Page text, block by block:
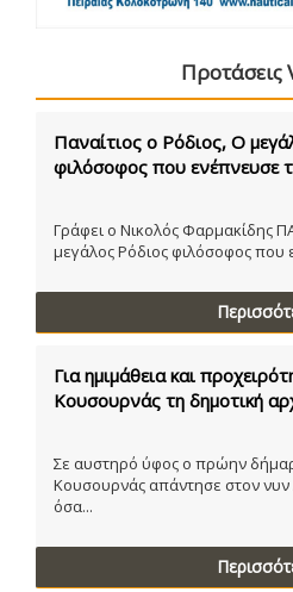
Προτάσεις
Παναίτιος ο Ρόδιος, Ο
φιλόσοφος που ενέπνευσε
Γράφει ο Νικολός Φαρμακίδης
μεγάλος Ρόδιος φιλόσοφος που
Για ημιμάθεια και
Κουσουρνάς τη δημοτική
Σε αυστηρό ύφος ο πρώην
Κουσουρνάς απάντησε στον νυν
όσα...